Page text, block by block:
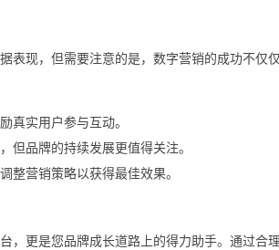
表现，但需要注意的是，数字营销的成功不仅
真实用户参与互动。
但品牌的持续发展更值得关注。
整营销策略以获得最佳效果。
，更是您品牌成长道路上的得力助手。通过合